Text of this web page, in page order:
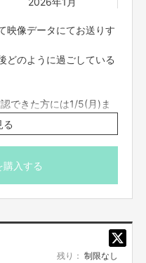
せていただきます。到着日から
い。それ以上経過しますと返品
ーターのご都合によるキャンセ
て対応いたします。
映像データにてお送りす
どのように過ごしている
できた方には1/5(月)ま
済状態が反映されるまで
すのでお早めの購入をお
はプロジェクト終了後に
Crowdfundingメッセー
＜ご支援にあたっての
る
購入する
残り： 制限なし